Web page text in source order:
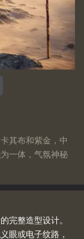
其布和紫金，中
一体，气氛神秘
完整造型设计。
眼或电子纹路，